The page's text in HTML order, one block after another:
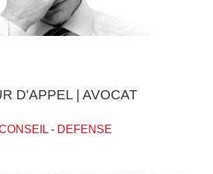
D'APPEL | AVOCAT
- DEFENSE